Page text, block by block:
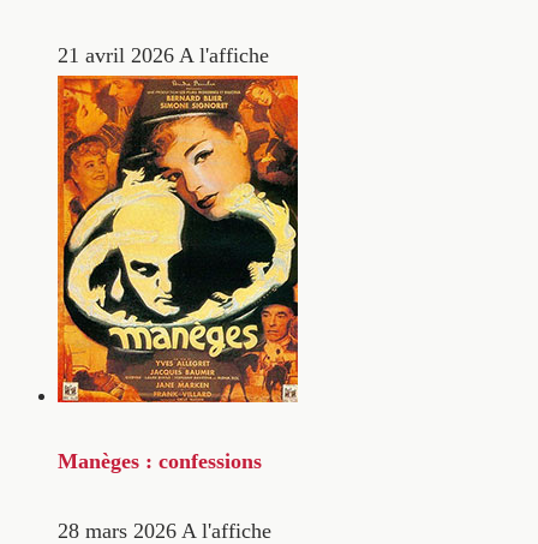
21 avril 2026 A l'affiche
Manèges : confessions
28 mars 2026 A l'affiche